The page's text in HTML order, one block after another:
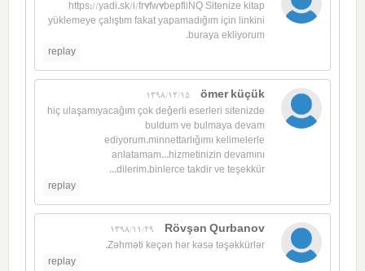
https://yadi.sk/i/fr7fw7bepfliNQ Sitenize kitap
yüklemeye çalıştım fakat yapamadığım için linkini
buraya ekliyorum.
replay
ömer küçük
1398/12/15
hiç ulaşamıyacağım çok değerli eserleri sitenizde
buldum ve bulmaya devam
ediyorum.minnettarlığımı kelimelerle
anlatamam...hizmetinizin devamını
dilerim.binlerce takdir ve teşekkür...
replay
Rövşən Qurbanov
1398/11/29
Zəhməti keçən hər kəsə təşəkkürlər.
replay